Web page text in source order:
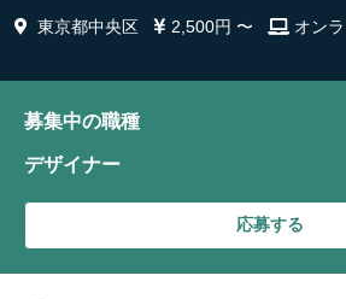
東京都中央区 2,500円 〜 オン
募集中の職種
デザイナー
応募する